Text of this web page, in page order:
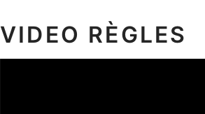
VIDEO RÈGLES